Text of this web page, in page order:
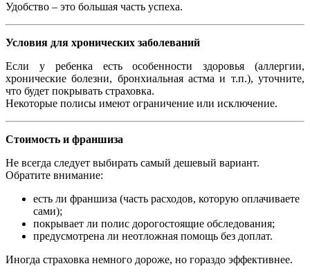
Удобство – это большая часть успеха.
Условия для хронических заболеваний
Если у ребенка есть особенности здоровья (аллергии,
хронические болезни, бронхиальная астма и т.п.), уточните,
что будет покрывать страховка.
Некоторые полисы имеют ограничение или исключение.
Стоимость и франшиза
Не всегда следует выбирать самый дешевый вариант.
Обратите внимание:
есть ли франшиза (часть расходов, которую оплачиваете
сами);
покрывает ли полис дорогостоящие обследования;
предусмотрена ли неотложная помощь без доплат.
Иногда страховка немного дороже, но гораздо эффективнее.